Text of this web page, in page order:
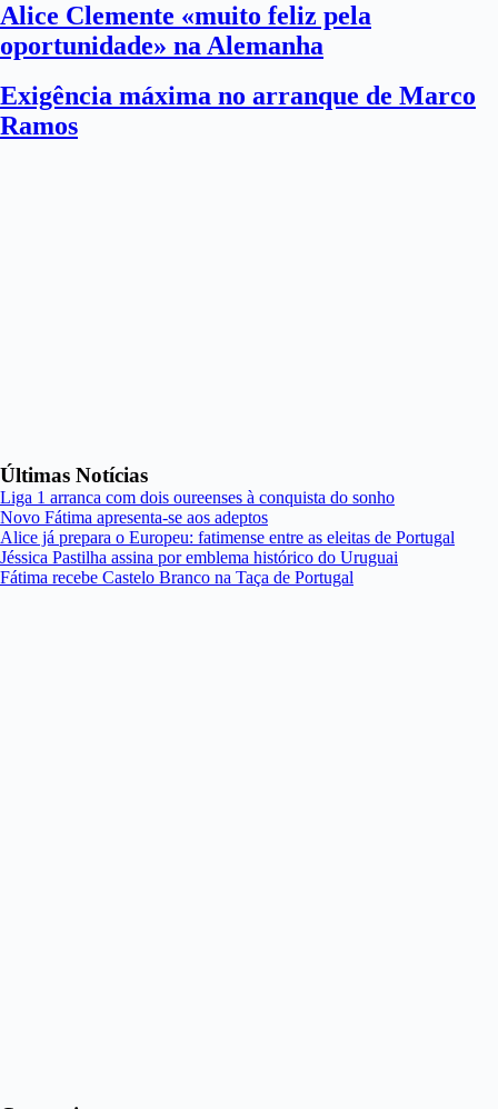
Alice Clemente «muito feliz pela
oportunidade» na Alemanha
Exigência máxima no arranque de Marco
Ramos
Últimas Notícias
Liga 1 arranca com dois oureenses à conquista do sonho
Novo Fátima apresenta-se aos adeptos
Alice já prepara o Europeu: fatimense entre as eleitas de Portugal
Jéssica Pastilha assina por emblema histórico do Uruguai
Fátima recebe Castelo Branco na Taça de Portugal